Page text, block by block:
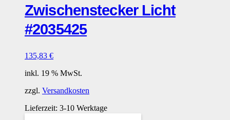
Zwischenstecker Licht
#2035425
135,83 €
inkl. 19 % MwSt.
zzgl. Versandkosten
Lieferzeit: 3-10 Werktage